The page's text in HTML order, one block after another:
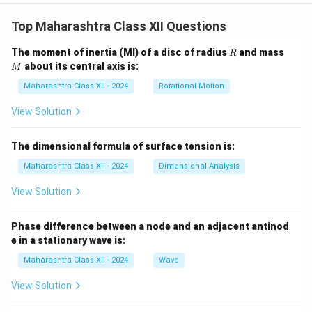
आयोजनों के कारण रोजगार के अनेक अवसर देता है।
Step 2: विश्लेषण.
आज मीडिया, मंच, समारोह और सामाजिक कार्यक्रमों में दक्ष सूत्र
संचालकों की आवश्यकता बढ़ गई है। जिन लोगों के पास बोलने की
क्षमता और आत्मविश्वास है, वे इस क्षेत्र में उत्कृष्ट करियर बना सकते
Step 3: निष्कर्ष.
इस प्रकार, सूत्र संचालन एक रचनात्मक और सम्मानजनक पेशा है जो
व्यक्ति को आर्थिक स्थिरता और प्रसिद्धि दोनों प्रदान करता है।
Download Solution in PDF
Top Maharashtra Class XII Questions
The moment of inertia (MI) of a disc of radius R
R and mass
M about its central axis is:
Maharashtra Class XII - 2024 Rotational Motion
View Solution
The dimensional formula of surface tension is:
Maharashtra Class XII - 2024 Dimensional Analysis
View Solution
Phase difference between a node and an adjacent antinod
e in a stationary wave is:
Maharashtra Class XII - 2024 Wave
View Solution